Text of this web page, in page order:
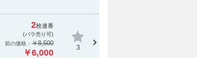
2枚連番
(バラ売り可)
前の価格： ￥8,500
￥6,000
3